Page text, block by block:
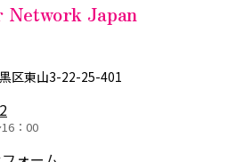
Network Japan
区東山3-22-25-401
：00